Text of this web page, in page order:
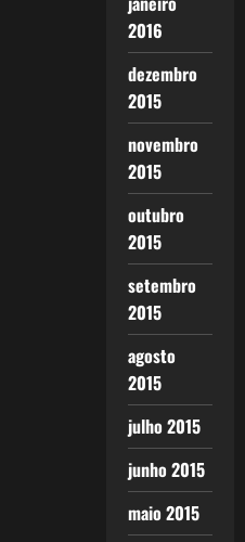
2016
dezembro
2015
novembro
2015
outubro
2015
setembro
2015
agosto
2015
julho 2015
junho 2015
maio 2015